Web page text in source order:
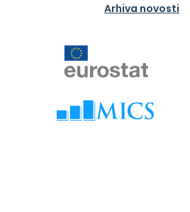
Arhiva novosti